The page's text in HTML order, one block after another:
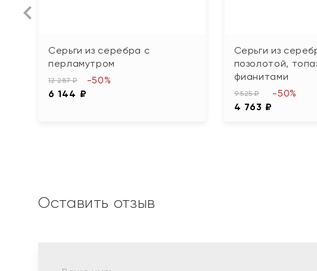
Серьги из серебра с
перламутром
12 287 ₽
6 144 ₽
-50%
Серьги из
позолотой,
фианитами
9 525 ₽
4 763 ₽
-50%
Оставить отзыв